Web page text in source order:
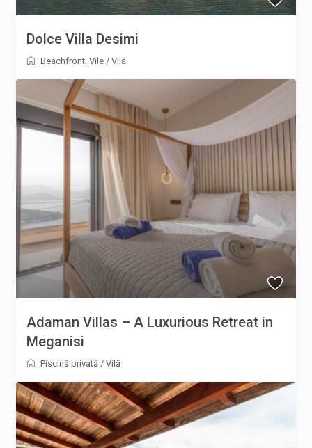
Dolce Villa Desimi
Beachfront ,Vile /Vilă
Adaman Villas – A Luxurious Retreat in
Meganisi
Piscină privată /Vilă